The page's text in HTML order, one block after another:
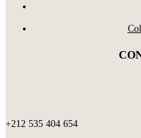
+212 535 404 654